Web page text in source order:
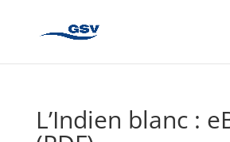
L’Indien blanc :